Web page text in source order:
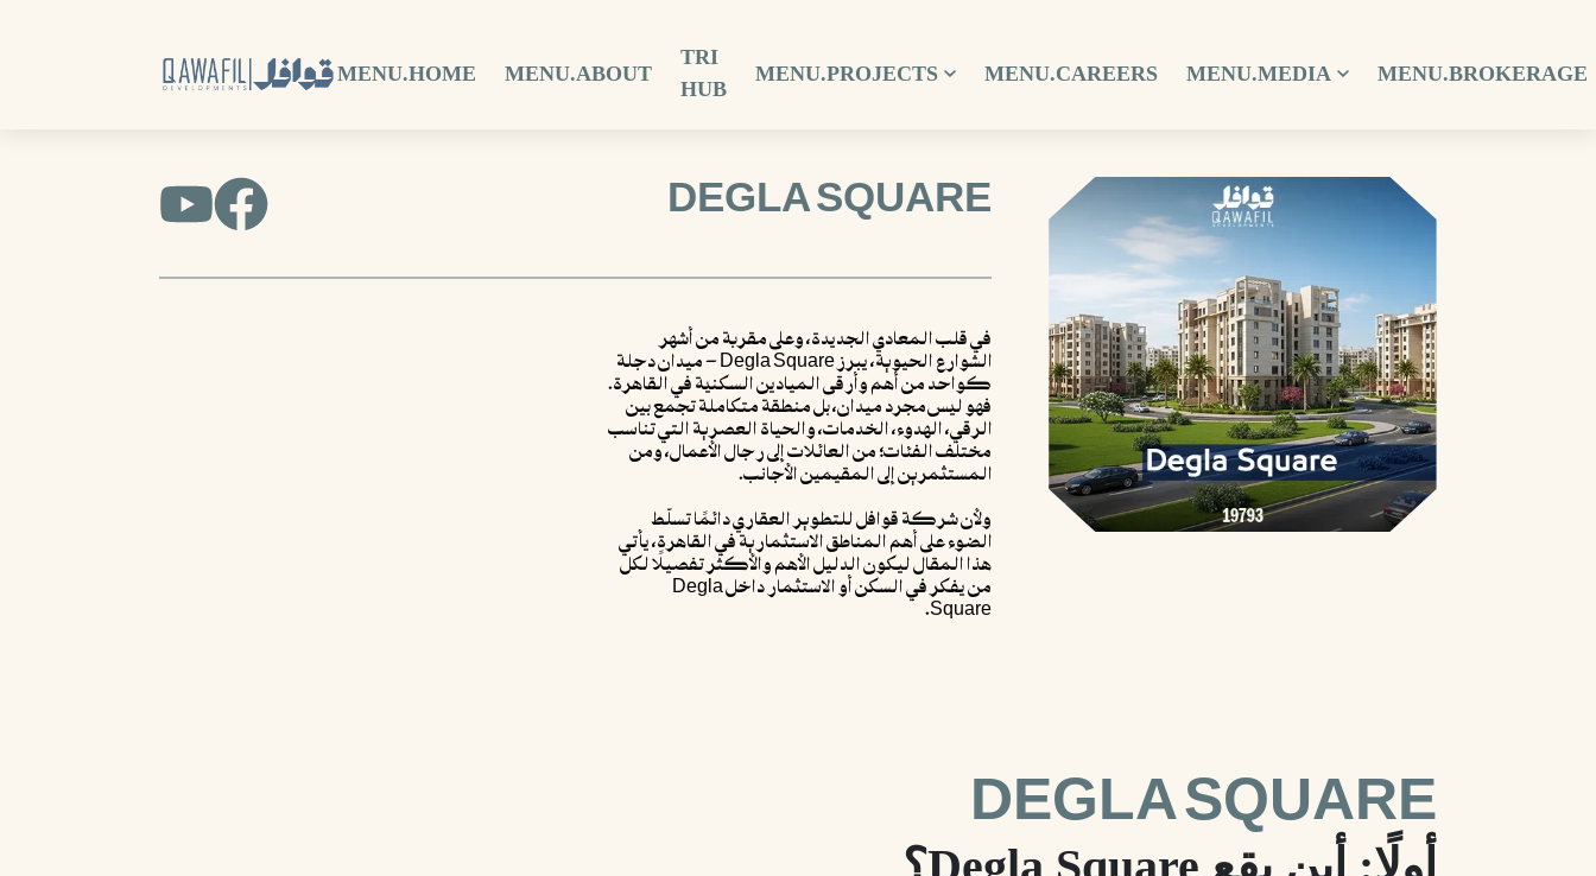
MENU.HOME MENU.ABOUT
TRI
HUB
MENU.PROJECTS MENU.CAREERS MENU.MEDIA MENU.BROKERAGE
DEGLA SQUARE
في قلب المعادي الجديدة، وعلى مقربة من أشهر
الشوارع الحيوية، يبرز Degla Square – ميدان دجلة
كواحد من أهم وأرقى الميادين السكنية في القاهرة.
فهو ليس مجرد ميدان، بل منطقة متكاملة تجمع بين
الرقي، الهدوء، الخدمات، والحياة العصرية التي تناسب
مختلف الفئات؛ من العائلات إلى رجال الأعمال، ومن
المستثمرين إلى المقيمين الأجانب.
ولأن شركة قوافل للتطوير العقاري دائمًا تسلّط
الضوء على أهم المناطق الاستثمارية في القاهرة، يأتي
هذا المقال ليكون الدليل الأهم والأكثر تفصيلًا لكل
من يفكر في السكن أو الاستثمار داخل Degla
Square.
DEGLA SQUARE